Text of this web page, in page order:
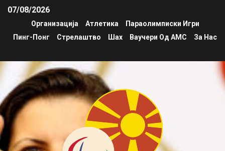
07/08/2026
Организација Атлетика
Параолимписки Игри
Пинг-Понг
Стрелаштво Шах Ваучери Од АМС За Нас